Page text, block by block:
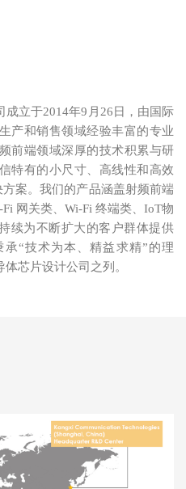
成立于2014年9月26日，由国际
产和销售领域经验丰富的专业
前端领域深厚的技术积累与研
特有的小尺寸、高线性和高效
案。我们的产品涵盖射频前端
网关类、Wi-Fi 终端类、IoT物
续为不断扩大的客户群体提供
“技术为本、精益求精”的理
芯片设计公司之列。